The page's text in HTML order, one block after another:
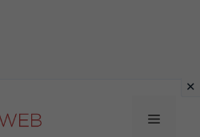
Menu